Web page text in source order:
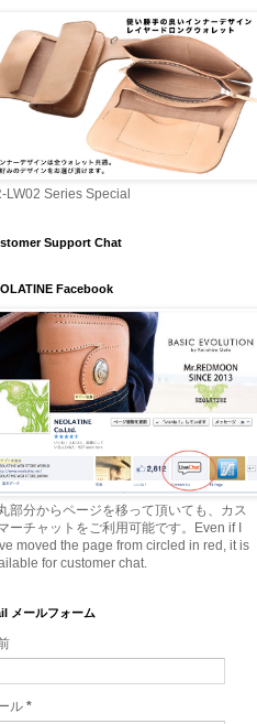
LW02 Series Special
Support Chat
Facebook
部分からページを移って頂いても、カス
ーチャットをご利用可能です。Even if I
moved the page from circled in red, it is
for customer chat.
メールフォーム
ル *